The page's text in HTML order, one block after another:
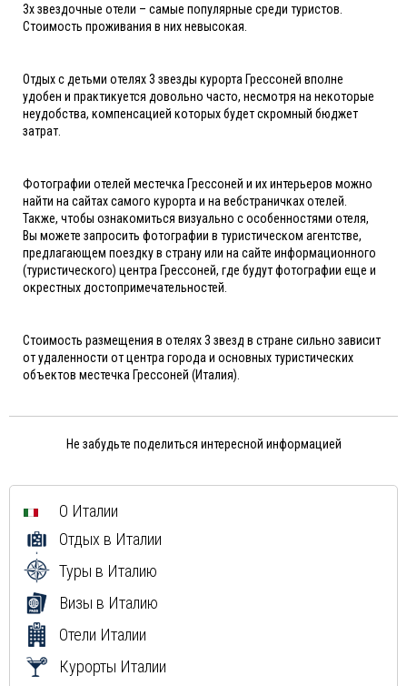
3х звездочные отели – самые популярные среди туристов.
Стоимость проживания в них невысокая.
Отдых с детьми отелях 3 звезды курорта Грессоней вполне
удобен и практикуется довольно часто, несмотря на некоторые
неудобства, компенсацией которых будет скромный бюджет
затрат.
Фотографии отелей местечка Грессоней и их интерьеров можно
найти на сайтах самого курорта и на вебстраничках отелей.
Также, чтобы ознакомиться визуально с особенностями отеля,
Вы можете запросить фотографии в туристическом агентстве,
предлагающем поездку в страну или на сайте информационного
(туристического) центра Грессоней, где будут фотографии еще и
окрестных достопримечательностей.
Стоимость размещения в отелях 3 звезд в стране сильно зависит
от удаленности от центра города и основных туристических
объектов местечка Грессоней (Италия).
Не забудьте поделиться интересной информацией
О Италии
Отдых в Италии
Туры в Италию
Визы в Италию
Отели Италии
Курорты Италии